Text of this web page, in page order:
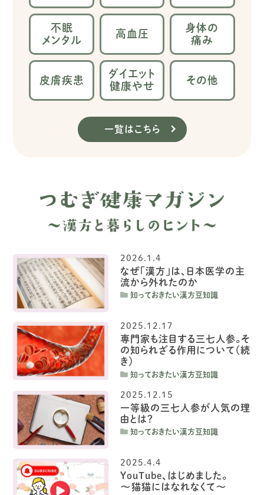
不眠
メンタル
高血圧
身体の
痛み
皮膚疾患
ダイエット
健康やせ
その他
一覧はこちら
2026.1.4
なぜ「漢方」は、日本医学の主
流から外れたのか
知っておきたい漢方豆知識
2025.12.17
専門家も注目する三七人参。そ
の知られざる作用について（続
き）
知っておきたい漢方豆知識
2025.12.15
一等級の三七人参が人気の理
由とは？
知っておきたい漢方豆知識
2025.4.4
YouTube、はじめました。
〜猫猫にはなれなくて〜